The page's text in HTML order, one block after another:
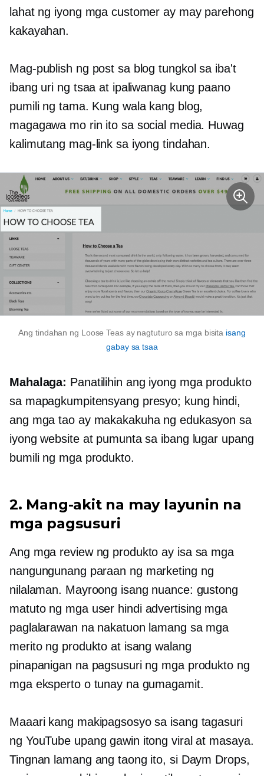
lahat ng iyong mga customer ay may parehong
kakayahan.
Mag-publish ng post sa blog tungkol sa iba't
ibang uri ng tsaa at ipaliwanag kung paano
pumili ng tama. Kung wala kang blog,
magagawa mo rin ito sa social media. Huwag
kalimutang mag-link sa iyong tindahan.
Ang tindahan ng Loose Teas ay nagtuturo sa mga bisita isang
gabay sa tsaa
Mahalaga: Panatilihin ang iyong mga produkto
sa mapagkumpitensyang presyo; kung hindi,
ang mga tao ay makakakuha ng edukasyon sa
iyong website at pumunta sa ibang lugar upang
bumili ng mga produkto.
2. Mang-akit na may layunin na
mga pagsusuri
Ang mga review ng produkto ay isa sa mga
nangungunang paraan ng marketing ng
nilalaman. Mayroong isang nuance: gustong
matuto ng mga user hindi advertising mga
paglalarawan na nakatuon lamang sa mga
merito ng produkto at isang walang
pinapanigan na pagsusuri ng mga produkto ng
mga eksperto o tunay na gumagamit.
Maaari kang makipagsosyo sa isang tagasuri
ng YouTube upang gawin itong viral at masaya.
Tingnan lamang ang taong ito, si Daym Drops,